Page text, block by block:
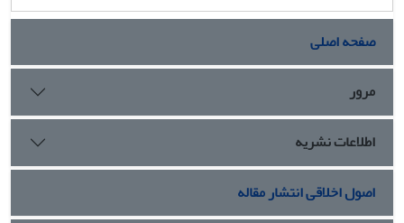
صفحه اصلی
مرور
اطلاعات نشریه
اصول اخلاقی انتشار مقاله